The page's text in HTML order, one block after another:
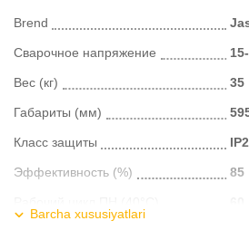
Brend
Сварочное напряжение
Вес (кг) 35
Габариты (мм)
Класс защиты
Эффективность (%) 85
Barcha xususiyatlari